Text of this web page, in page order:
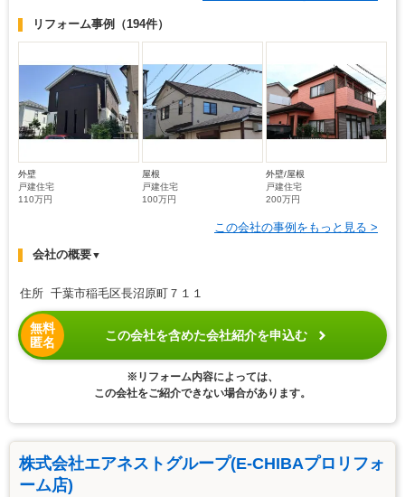
リフォーム事例 （194件）
外壁
戸建住宅
110万円
屋根
戸建住宅
100万円
外壁/屋根
戸建住宅
200万円
この会社の事例をもっと見る >
会社の概要▼
住所 千葉市稲毛区長沼原町７１１
無料
匿名
この会社を含めた会社紹介を申込む
※リフォーム内容によっては、
この会社をご紹介できない場合があります。
株式会社エアネストグループ(E-CHIBAプロリフォ
ーム店)